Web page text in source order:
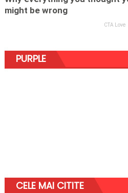
PURPLE
CELE MAI CITITE